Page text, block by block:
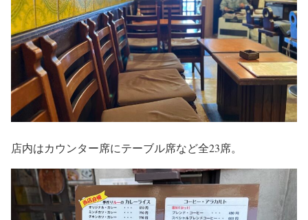
店内はカウンター席にテーブル席など全23席。